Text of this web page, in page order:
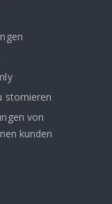
stornieren
von
kunden